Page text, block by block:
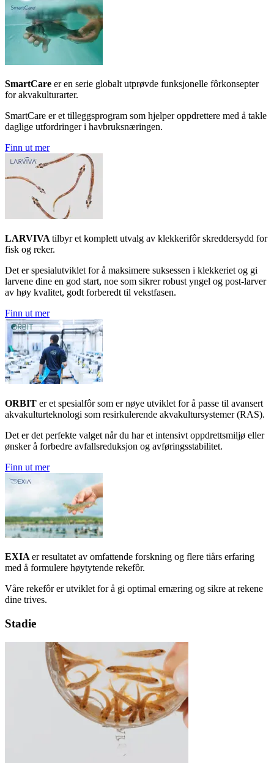
SmartCare er en serie globalt utprøvde funksjonelle fôrkonsepter
for akvakulturarter.
SmartCare er et tilleggsprogram som hjelper oppdrettere med å takle
daglige utfordringer i havbruksnæringen.
Finn ut mer
LARVIVA tilbyr et komplett utvalg av klekkerifôr skreddersydd for
fisk og reker.
Det er spesialutviklet for å maksimere suksessen i klekkeriet og gi
larvene dine en god start, noe som sikrer robust yngel og post-larver
av høy kvalitet, godt forberedt til vekstfasen.
Finn ut mer
ORBIT er et spesialfôr som er nøye utviklet for å passe til avansert
akvakulturteknologi som resirkulerende akvakultursystemer (RAS).
Det er det perfekte valget når du har et intensivt oppdrettsmiljø eller
ønsker å forbedre avfallsreduksjon og avføringsstabilitet.
Finn ut mer
EXIAer resultatet av omfattende forskning og flere tiårs erfaring
med å formulere høytytende rekefôr.
Våre rekefôr er utviklet for å gi optimal ernæring og sikre at rekene
dine trives.
Stadie